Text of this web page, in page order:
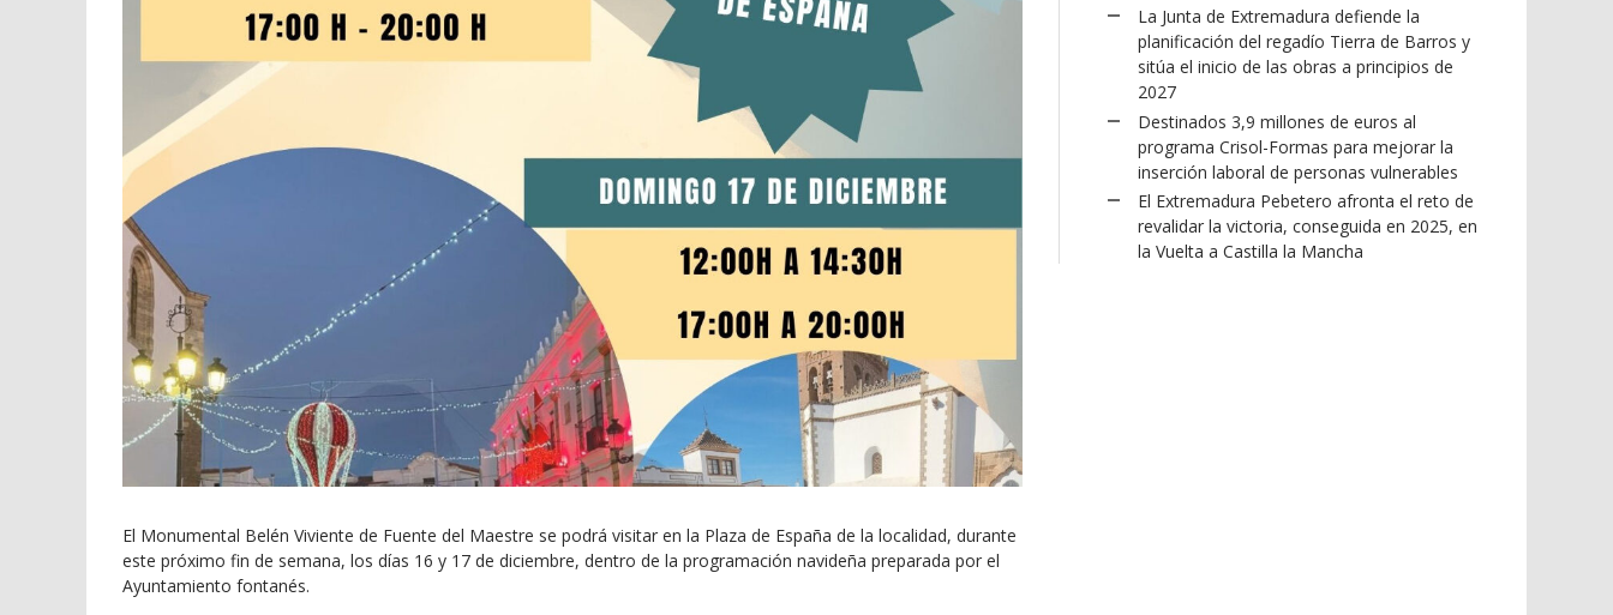
El Monumental Belén Viviente de Fuente del Maestre se podrá visitar en la Plaza de España de la localidad, durante
este próximo fin de semana, los días 16 y 17 de diciembre, dentro de la programación navideña preparada por el
Ayuntamiento fontanés.
La Junta de Extremadura defiende la
planificación del regadío Tierra de Barros y
sitúa el inicio de las obras a principios de
2027
Destinados 3,9 millones de euros al
programa Crisol-Formas para mejorar la
inserción laboral de personas vulnerables
El Extremadura Pebetero afronta el reto de
revalidar la victoria, conseguida en 2025, en
la Vuelta a Castilla la Mancha